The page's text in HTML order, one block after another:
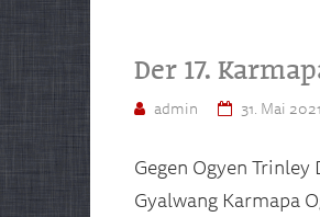
Der 17.
admin 31. Mai 2021
Gegen Ogyen
Gyalwang Karmapa